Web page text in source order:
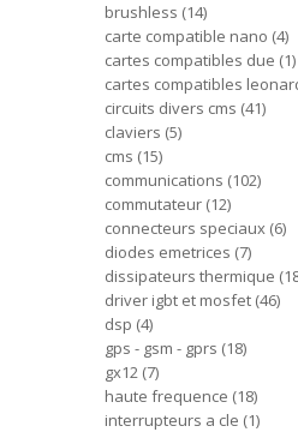
brushless 14
carte compatible nano 4
cartes compatibles due 1
cartes compatibles
circuits divers cms 41
claviers 5
cms 15
communications 102
commutateur 12
connecteurs speciaux 6
diodes emetrices 7
dissipateurs thermique
driver igbt et mosfet 46
dsp 4
gps - gsm - gprs 18
gx12 7
haute frequence 18
interrupteurs a cle 1